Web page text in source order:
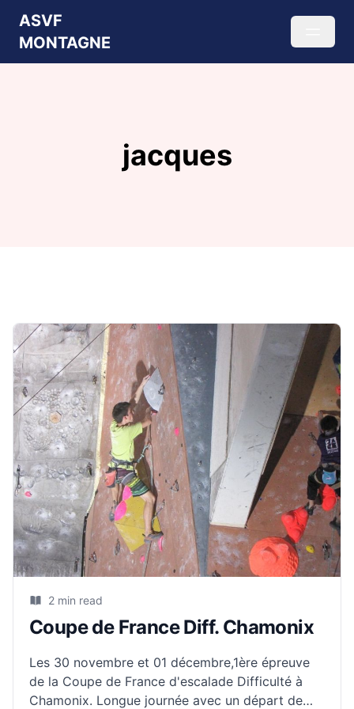
ASVF
MONTAGNE
jacques
2 min read
Coupe de France Diff. Chamonix
Les 30 novembre et 01 décembre,1ère épreuve
de la Coupe de France d'escalade Difficulté à
Chamonix. Longue journée avec un départ de